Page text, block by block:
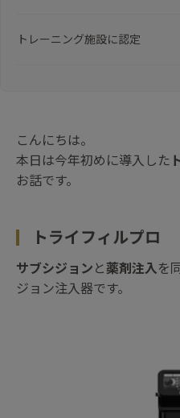
トレーニング施設に認定
こんにちは。
本日は今年初めに導入した
お話です。
トライフィルプロ
サブシジョン と薬剤注入を
ジョン注入器です。